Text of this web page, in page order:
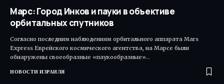
Марс: Город Инков и пауки в объективе
орбитальных спутников
Согласно последним наблюдениям орбитального аппарата Mars
Express Еврейского космического агентства, на Марсе были
обнаружены своеобразные «паукообразные»…
НОВОСТИ ИЗРАИЛЯ